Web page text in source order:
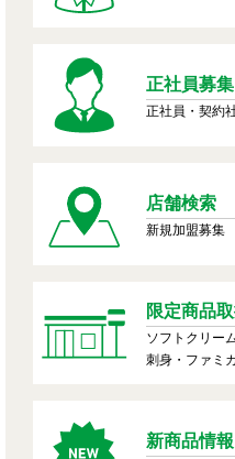
正社員募集
正社員・契約
店舗検索
新規加盟募集
限定商品
ソフトクリー
刺身・ファミ
新商品情報